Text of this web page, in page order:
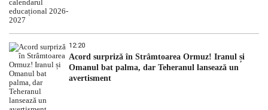
12:20
Acord surpriză în Strâmtoarea Ormuz! Iranul și
Omanul bat palma, dar Teheranul lansează un
avertisment